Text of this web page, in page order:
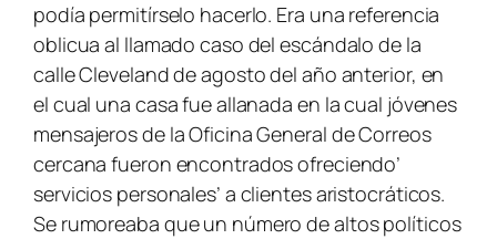
podía permitírselo hacerlo. Era una referencia
oblicua al llamado caso del escándalo de la
calle Cleveland de agosto del año anterior, en
el cual una casa fue allanada en la cual jóvenes
mensajeros de la Oficina General de Correos
cercana fueron encontrados ofreciendo’
servicios personales’ a clientes aristocráticos.
Se rumoreaba que un número de altos políticos